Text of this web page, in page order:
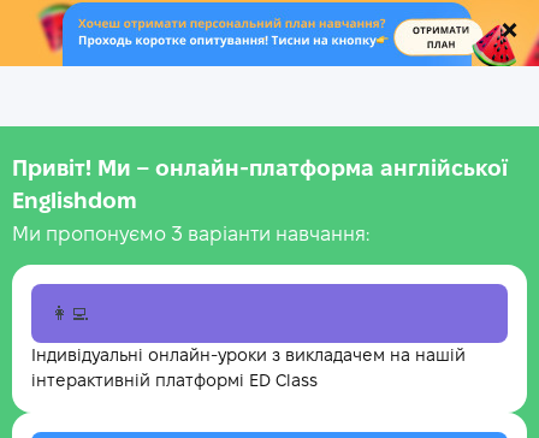
.
Привіт! Ми – онлайн-платформа англійської
Englishdom
Ми пропонуємо 3 варіанти навчання:
👩‍💻
Індивідуальні онлайн-уроки з викладачем на нашій
інтерактивній платформі ED Class